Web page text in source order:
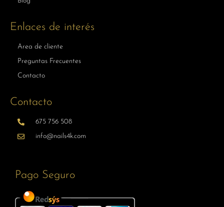
Enlaces de interés
Area de cliente
Preguntas Frecuentes
Contacto
Contacto
675 756 508
info@nails4k.com
Pago Seguro